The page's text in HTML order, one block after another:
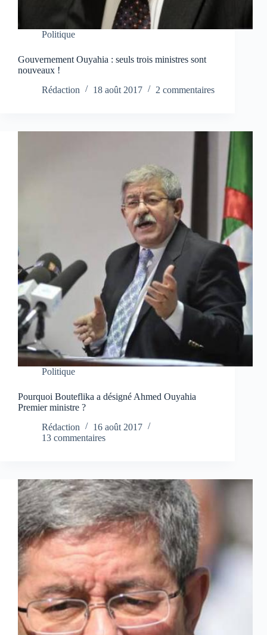
Politique
Gouvernement Ouyahia : seuls trois ministres sont
nouveaux !
Rédaction
18 août 2017 2 commentaires
Politique
Pourquoi Bouteflika a désigné Ahmed Ouyahia
Premier ministre ?
Rédaction
16 août 2017
13 commentaires